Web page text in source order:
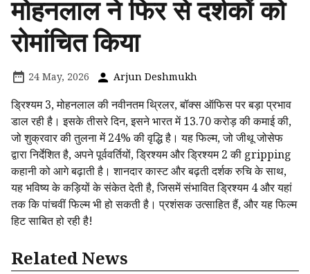
मोहनलाल ने फिर से दर्शकों को
रोमांचित किया
24 May, 2026 Arjun Deshmukh
ड्रिश्यम 3, मोहनलाल की नवीनतम थ्रिलर, बॉक्स ऑफिस पर बड़ा प्रभाव
डाल रही है। इसके तीसरे दिन, इसने भारत में ₹13.70 करोड़ की कमाई की,
जो शुक्रवार की तुलना में 24% की वृद्धि है। यह फिल्म, जो जीथू जोसेफ
द्वारा निर्देशित है, अपने पूर्ववर्तियों, ड्रिश्यम और ड्रिश्यम 2 की gripping
कहानी को आगे बढ़ाती है। शानदार कास्ट और बढ़ती दर्शक रुचि के साथ,
यह भविष्य के कड़ियों के संकेत देती है, जिसमें संभावित ड्रिश्यम 4 और यहां
तक कि पांचवीं फिल्म भी हो सकती है। प्रशंसक उत्साहित हैं, और यह फिल्म
हिट साबित हो रही है!
Related News